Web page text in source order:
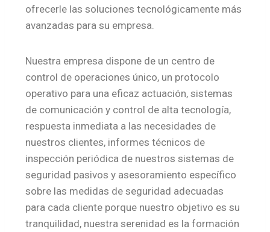
ofrecerle las soluciones tecnológicamente más
avanzadas para su empresa.
Nuestra empresa dispone de un centro de
control de operaciones único, un protocolo
operativo para una eficaz actuación, sistemas
de comunicación y control de alta tecnología,
respuesta inmediata a las necesidades de
nuestros clientes, informes técnicos de
inspección periódica de nuestros sistemas de
seguridad pasivos y asesoramiento específico
sobre las medidas de seguridad adecuadas
para cada cliente porque nuestro objetivo es su
tranquilidad, nuestra serenidad es la formación